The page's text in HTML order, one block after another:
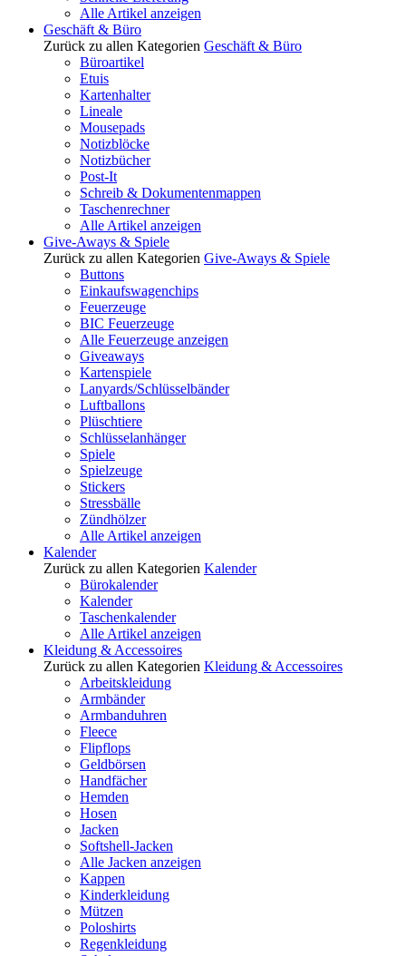
Alle Artikel anzeigen
Geschäft & Büro
Zurück zu allen Kategorien Geschäft & Büro
Büroartikel
Etuis
Kartenhalter
Lineale
Mousepads
Notizblöcke
Notizbücher
Post-It
Schreib & Dokumentenmappen
Taschenrechner
Alle Artikel anzeigen
Give-Aways & Spiele
Zurück zu allen Kategorien Give-Aways & Spiele
Buttons
Einkaufswagenchips
Feuerzeuge
BIC Feuerzeuge
Alle Feuerzeuge anzeigen
Giveaways
Kartenspiele
Lanyards/Schlüsselbänder
Luftballons
Plüschtiere
Schlüsselanhänger
Spiele
Spielzeuge
Stickers
Stressbälle
Zündhölzer
Alle Artikel anzeigen
Kalender
Zurück zu allen Kategorien Kalender
Bürokalender
Kalender
Taschenkalender
Alle Artikel anzeigen
Kleidung & Accessoires
Zurück zu allen Kategorien Kleidung & Accessoires
Arbeitskleidung
Armbänder
Armbanduhren
Fleece
Flipflops
Geldbörsen
Handfächer
Hemden
Hosen
Jacken
Softshell-Jacken
Alle Jacken anzeigen
Kappen
Kinderkleidung
Mützen
Poloshirts
Regenkleidung